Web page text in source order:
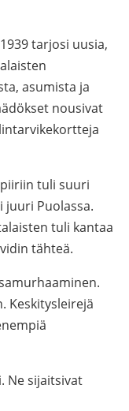
tarjosi uusia,
asumista ja
nousivat
tuli suuri
juuri Puolassa.
tuli kantaa
tähteä.
Keskitysleirejä
Ne sijaitsivat